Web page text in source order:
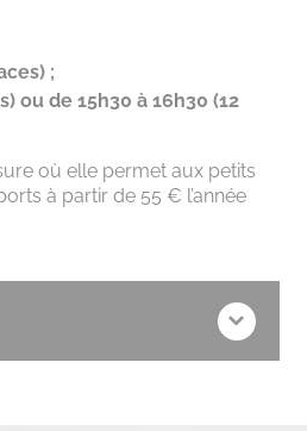
;
ou de 15h30 à 16h30 (12
où elle permet aux petits
à partir de 55 € l’année